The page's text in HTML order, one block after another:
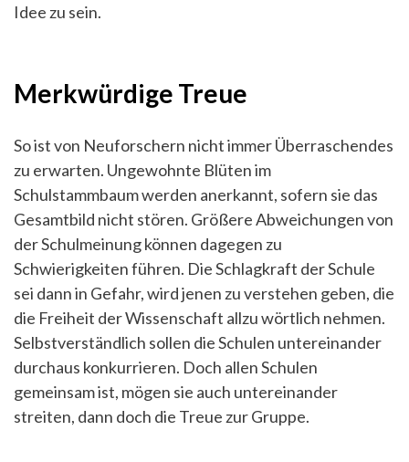
Idee zu sein.
Merkwürdige Treue
So ist von Neuforschern nicht immer Überraschendes
zu erwarten. Ungewohnte Blüten im
Schulstammbaum werden anerkannt, sofern sie das
Gesamtbild nicht stören. Größere Abweichungen von
der Schulmeinung können dagegen zu
Schwierigkeiten führen. Die Schlagkraft der Schule
sei dann in Gefahr, wird jenen zu verstehen geben, die
die Freiheit der Wissenschaft allzu wörtlich nehmen.
Selbstverständlich sollen die Schulen untereinander
durchaus konkurrieren. Doch allen Schulen
gemeinsam ist, mögen sie auch untereinander
streiten, dann doch die Treue zur Gruppe.